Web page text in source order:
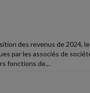
des revenus de 2024,
par les associés de
fonctions de...